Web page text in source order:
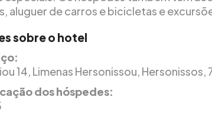
aluguer de carros e bicicletas e
sobre o hotel
14, Limenas Hersonissou, Hersonissos,
dos hóspedes: